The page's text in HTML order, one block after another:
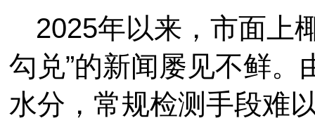
2025年以来，市面上
勾兑”的新闻屡见不鲜
水分，常规检测手段难